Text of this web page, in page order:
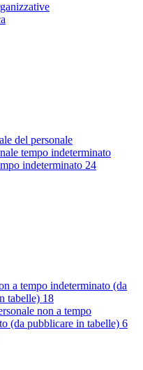
del personale
tempo indeterminato
indeterminato 24
a tempo indeterminato (da
tabelle) 18
non a tempo
(da pubblicare in tabelle) 6